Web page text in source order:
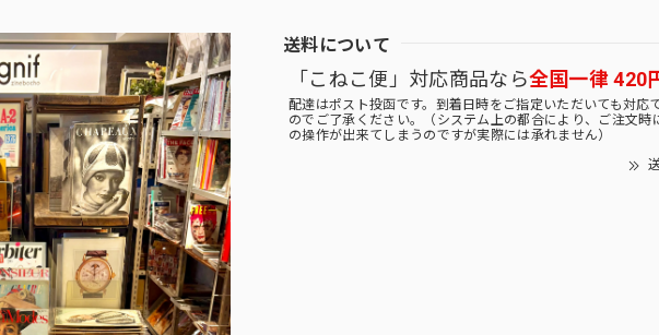
送料について
「こねこ便」対応商品なら全国一律 420
配達はポスト投函です。到着日時をご指定いただいても対応
のでご了承ください。（システム上の都合により、ご注文時
の操作が出来てしまうのですが実際には承れません）